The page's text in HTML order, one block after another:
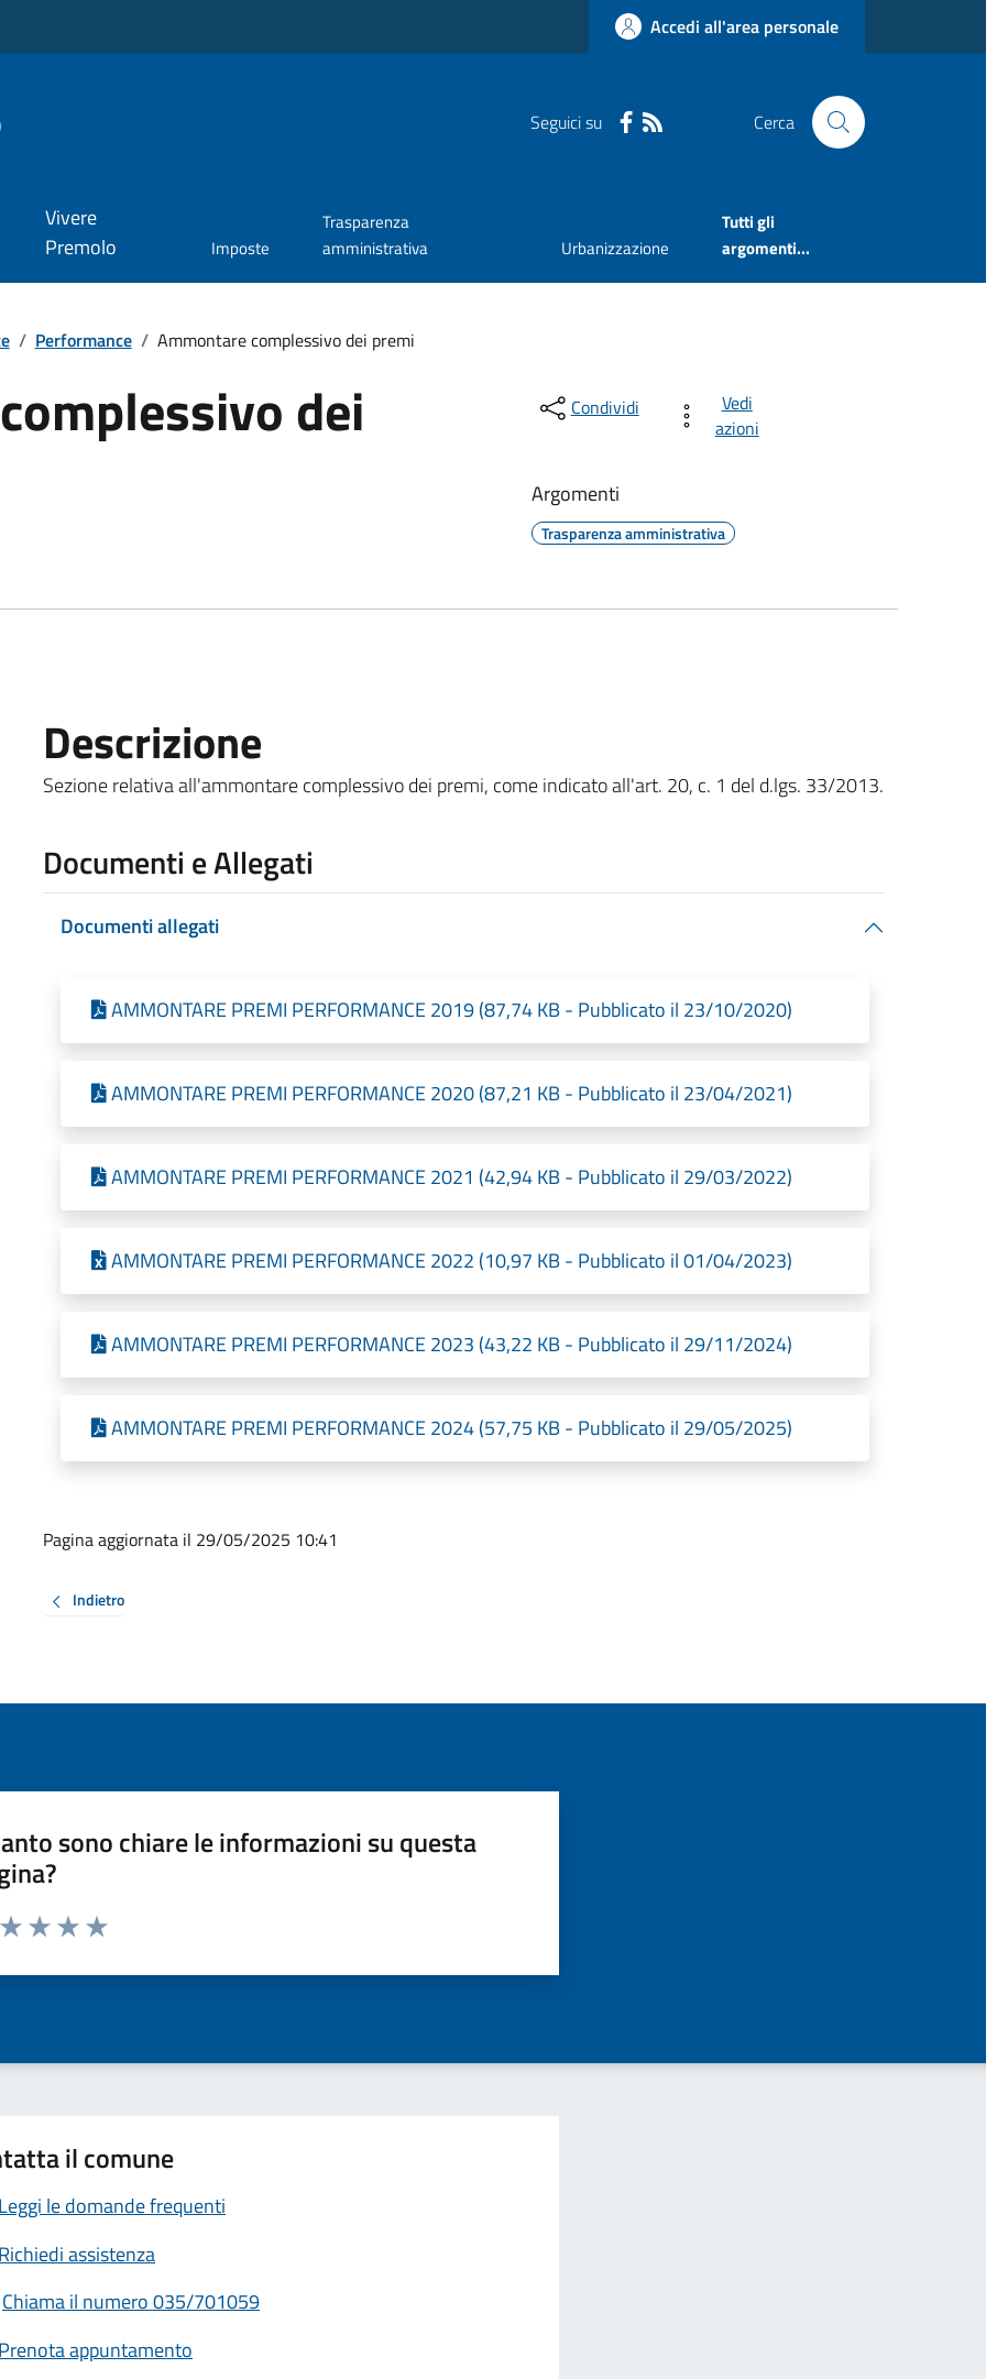
Accedi all'area personale
Seguici su Cerca
Vivere
Premolo
Imposte
Trasparenza
amministrativa
Urbanizzazione
Tutti gli
argomenti...
/ Performance / Ammontare complessivo dei premi
dei Condividi
Vedi
azioni
Argomenti
Trasparenza amministrativa
Descrizione
Sezione relativa all'ammontare complessivo dei premi, come indicato all'art. 20, c. 1 del d.lgs. 33/2013.
Documenti e Allegati
Documenti allegati
AMMONTARE PREMI PERFORMANCE 2019 (87,74 KB - Pubblicato il 23/10/2020)
AMMONTARE PREMI PERFORMANCE 2020 (87,21 KB - Pubblicato il 23/04/2021)
AMMONTARE PREMI PERFORMANCE 2021 (42,94 KB - Pubblicato il 29/03/2022)
AMMONTARE PREMI PERFORMANCE 2022 (10,97 KB - Pubblicato il 01/04/2023)
AMMONTARE PREMI PERFORMANCE 2023 (43,22 KB - Pubblicato il 29/11/2024)
AMMONTARE PREMI PERFORMANCE 2024 (57,75 KB - Pubblicato il 29/05/2025)
Pagina aggiornata il 29/05/2025 10:41
Indietro
sono chiare le informazioni su questa
da 1 a 5 stelle la pagina
il comune
Leggi le domande frequenti
Richiedi assistenza
Chiama il numero 035/701059
Prenota appuntamento